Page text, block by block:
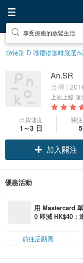
享受療癒的放鬆生活
🎂特別 D 嘅禮物咖啡嚴選☕️
An.SR
台灣 |
上次上線 超
出貨速度
1～3 日
關
加入關注
優惠活動
用 Mastercard
0 即減 HK$40；
卡」結帳）
前往活動頁